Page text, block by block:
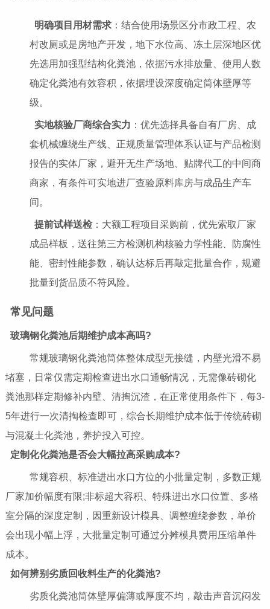
明确项目用材需求：结合使用场景区分市政工程、农
村改厕或是房地产开发，地下水位高、冻土层深地区优
先选用加强型结构化粪池，依据污水排放量、使用人数
确定化粪池有效容积，依据埋设深度确定筒体壁厚等
级。
实地核验厂商综合实力 ：优先选择具备自有厂房、成
套机械缠绕生产线、正规质量管理体系认证与产品检测
报告的实体厂家，避开无生产场地、贴牌代工的中间商
商家，有条件可实地进厂查验原料库房与成品生产车
间。
提前试样送检：大额工程项目采购前，优先索取厂家
成品样板，送往第三方检测机构核验力学性能、防腐性
能、密封性能参数，确认达标后再敲定批量合作，规避
批量到货品质不符风险。
常见问题
玻璃钢化粪池后期维护成本高吗?
常规玻璃钢化粪池筒体整体成型无接缝，内壁光滑不易
堵塞，日常仅需定期检查进出水口通畅情况，无需像砖砌化
粪池那样定期修补内壁、清掏沉渣，在正常使用条件下，每3-
5年进行一次清掏检查即可，综合长期维护成本低于传统砖砌
与混凝土化粪池，养护投入可控。
定制化化粪池是否会大幅拉高采购成本?
常规容积、标准进出水口方位的小批量定制，多数正规
厂家加价幅度有限;非标超大容积、特殊进出水口位置、多格
室分隔的深度定制，因重新设计模具、调整缠绕参数，单价
会出现小幅上浮，大批量定制可通过分摊模具费用压缩单件
成本。
如何辨别劣质回收料生产的化粪池?
劣质化粪池筒体壁厚偏薄或厚度不均，敲击声音沉闷发